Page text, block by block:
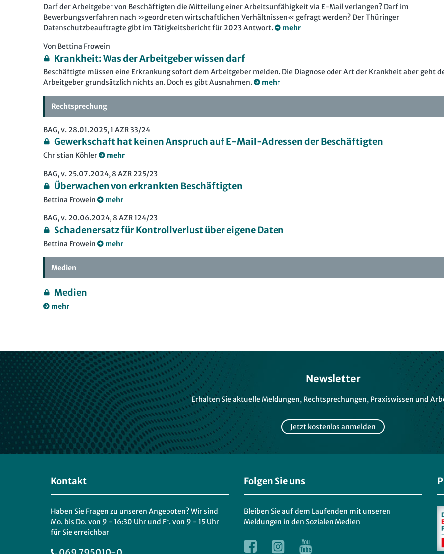
Darf der Arbeitgeber von Beschäftigten die Mitteilung einer Arbeitsunfähigkeit via E-Mail verlangen? Darf im
Bewerbungsverfahren nach »geordneten wirtschaftlichen Verhältnissen« gefragt werden? Der Thüringer
Datenschutzbeauftragte gibt im Tätigkeitsbericht für 2023 Antwort.
mehr
Von Bettina Frowein
Krankheit: Was der Arbeitgeber wissen darf
Beschäftigte müssen eine Erkrankung sofort dem Arbeitgeber melden. Die Diagnose oder Art der Krankheit aber geht
Arbeitgeber grundsätzlich nichts an. Doch es gibt Ausnahmen.
mehr
Rechtsprechung
BAG, v. 28.01.2025, 1 AZR 33/24
Gewerkschaft hat keinen Anspruch auf E-Mail-Adressen der Beschäftigten
Christian Köhler mehr
BAG, v. 25.07.2024, 8 AZR 225/23
Überwachen von erkrankten Beschäftigten
Bettina Frowein mehr
BAG, v. 20.06.2024, 8 AZR 124/23
Schadenersatz für Kontrollverlust über eigene Daten
Bettina Frowein mehr
Medien
Medien
mehr
Newsletter
Erhalten Sie aktuelle Meldungen, Rechtsprechungen, Praxiswissen und
Jetzt kostenlos anmelden
Kontakt
Haben Sie Fragen zu unseren Angeboten? Wir sind
Mo. bis Do. von 9 - 16:30 Uhr und Fr. von 9 - 15 Uhr
für Sie erreichbar
Folgen Sie uns
Bleiben Sie auf dem Laufenden mit unseren
Meldungen in den Sozialen Medien